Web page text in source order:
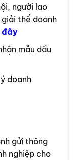
người lao
thể doanh
mẫu dấu
doanh
gửi thông
nghiệp cho